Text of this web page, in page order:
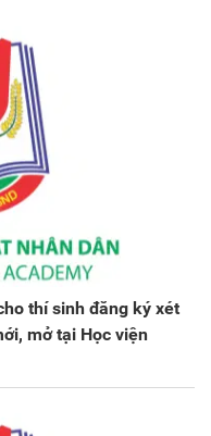
thí sinh đăng ký xét
mở tại Học viện